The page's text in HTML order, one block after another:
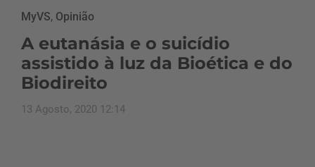
MyVS, Opinião
A eutanásia e o suicídio
assistido à luz da Bioética e do
Biodireito
13 Agosto, 2020 12:14